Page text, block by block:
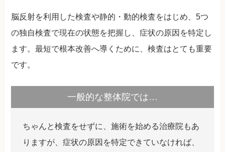
脳反射を利用した検査や静的・動的検査をはじめ、5つ
の独自検査で現在の状態を把握し、症状の原因を特定し
ます。最短で根本改善へ導くために、検査はとても重要
です。
一般的な整体院では…
ちゃんと検査をせずに、施術を始める治療院もあ
りますが、症状の原因を特定できていなければ、